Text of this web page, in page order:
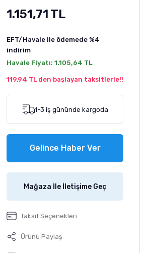
1.151,71 TL
EFT/Havale ile ödemede %4
indirim
Havale Fiyatı: 1.105,64 TL
119,94 TL den başlayan taksitlerle!!
1-3 iş gününde kargoda
Gelince Haber Ver
Mağaza İle İletişime Geç
Taksit Seçenekleri
Ürünü Paylaş